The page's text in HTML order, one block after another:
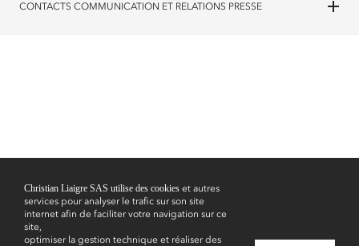
CONTACTS COMMUNICATION ET RELATIONS PRESSE
Christian Liaigre SAS utilise des cookies et autres
services pour analyser le trafic sur son site
internet afin de faciliter votre navigation sur ce
site,
optimiser la gestion technique et réaliser des